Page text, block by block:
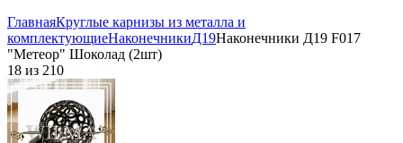
ГлавнаяКруглые карнизы из металла и
комплектующиеНаконечникиД19Наконечники Д19 F017
"Метеор" Шоколад (2шт)
18 из 210